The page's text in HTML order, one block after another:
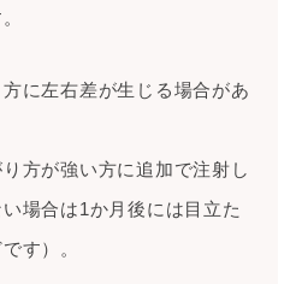
に左右差が生じる場合があ
方が強い方に追加で注射し
場合は1か月後には目立た
す）。